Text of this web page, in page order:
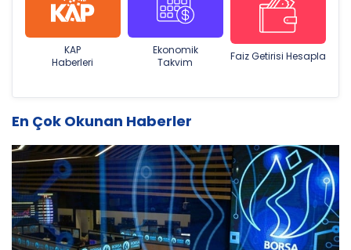
KAP
Haberleri
Ekonomik
Takvim
Faiz Getirisi Hesapla
En Çok Okunan Haberler